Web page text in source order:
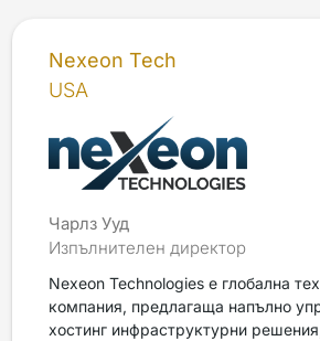
Nexeon Tech
USA
Чарлз Ууд
Изпълнителен директор
Nexeon Technologies е глобална
компания, предлагаща напълно
хостинг инфраструктурни